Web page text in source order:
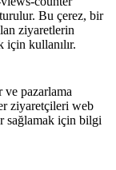
Bu çerez, bir
ziyaretlerin
için kullanılır.
ve pazarlama
ziyaretçileri web
sağlamak için bilgi